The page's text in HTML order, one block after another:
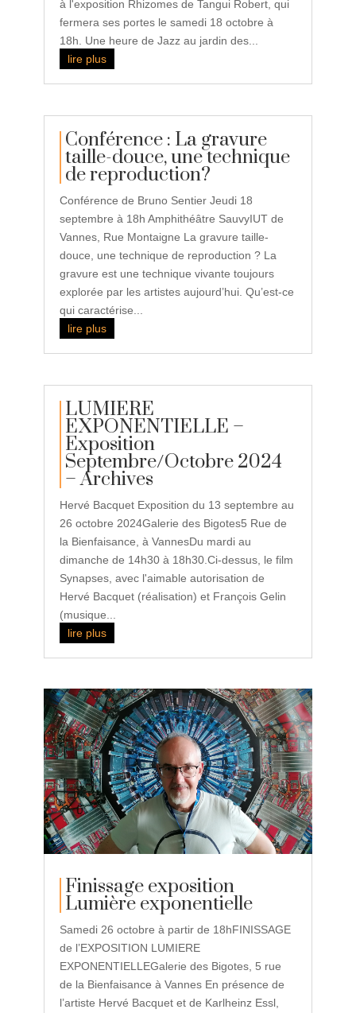
à l'exposition Rhizomes de Tangui Robert, qui
fermera ses portes le samedi 18 octobre à
18h. Une heure de Jazz au jardin des...
lire plus
Conférence : La gravure
taille-douce, une technique
de reproduction?
Conférence de Bruno Sentier Jeudi 18
septembre à 18h Amphithéâtre SauvyIUT de
Vannes, Rue Montaigne La gravure taille-
douce, une technique de reproduction ? La
gravure est une technique vivante toujours
explorée par les artistes aujourd’hui. Qu’est-ce
qui caractérise...
lire plus
LUMIERE
EXPONENTIELLE –
Exposition
Septembre/Octobre 2024
– Archives
Hervé Bacquet Exposition du 13 septembre au
26 octobre 2024Galerie des Bigotes5 Rue de
la Bienfaisance, à VannesDu mardi au
dimanche de 14h30 à 18h30.Ci-dessus, le film
Synapses, avec l'aimable autorisation de
Hervé Bacquet (réalisation) et François Gelin
(musique...
lire plus
Finissage exposition
Lumière exponentielle
Samedi 26 octobre à partir de 18hFINISSAGE
de l’EXPOSITION LUMIERE
EXPONENTIELLEGalerie des Bigotes, 5 rue
de la Bienfaisance à Vannes En présence de
l’artiste Hervé Bacquet et de Karlheinz Essl,